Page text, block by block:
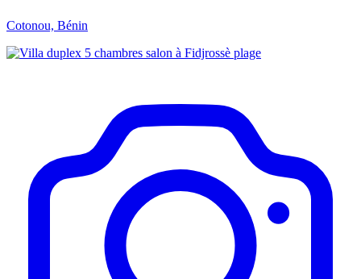
Cotonou, Bénin